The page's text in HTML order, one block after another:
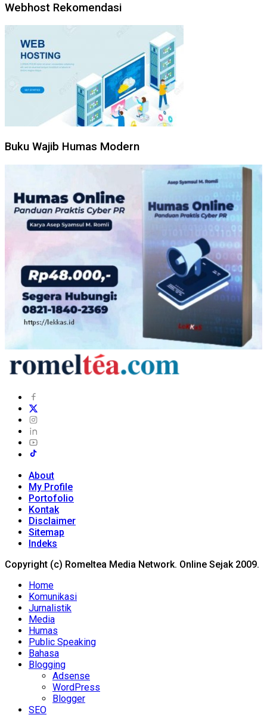
Webhost Rekomendasi
Buku Wajib Humas Modern
About
My Profile
Portofolio
Kontak
Disclaimer
Sitemap
Indeks
Copyright (c) Romeltea Media Network. Online Sejak 2009.
Home
Komunikasi
Jurnalistik
Media
Humas
Public Speaking
Bahasa
Blogging
Adsense
WordPress
Blogger
SEO